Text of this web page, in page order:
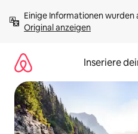
Inhalten
springenOriginal anzeigen
Inseriere